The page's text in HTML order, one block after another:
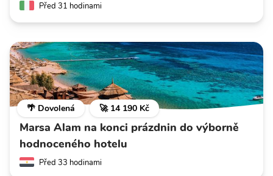
Před 31 hodinami
🌴 Dovolená 🚀 14 190 Kč
Marsa Alam na konci prázdnin do výborně
hodnoceného hotelu
Před 33 hodinami